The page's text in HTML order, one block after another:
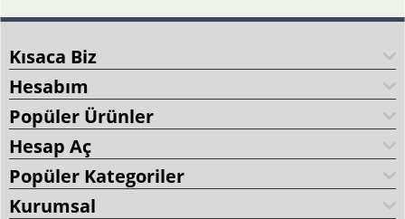
Kısaca Biz
Hesabım
Popüler Ürünler
Hesap Aç
Popüler Kategoriler
Kurumsal